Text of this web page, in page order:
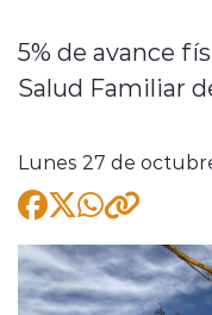
Entrevistas
modo
5% de avance
Salud Familiar
Lunes 27 de